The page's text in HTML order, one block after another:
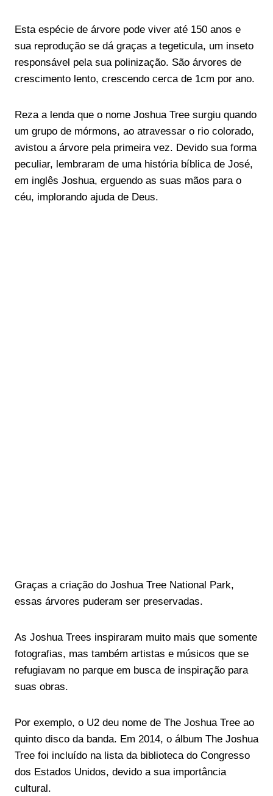
Esta espécie de árvore pode viver até 150 anos e
sua reprodução se dá graças a tegeticula, um inseto
responsável pela sua polinização. São árvores de
crescimento lento, crescendo cerca de 1cm por ano.
Reza a lenda que o nome Joshua Tree surgiu quando
um grupo de mórmons, ao atravessar o rio colorado,
avistou a árvore pela primeira vez. Devido sua forma
peculiar, lembraram de uma história bíblica de José,
em inglês Joshua, erguendo as suas mãos para o
céu, implorando ajuda de Deus.
Graças a criação do Joshua Tree National Park,
essas árvores puderam ser preservadas.
As Joshua Trees inspiraram muito mais que somente
fotografias, mas também artistas e músicos que se
refugiavam no parque em busca de inspiração para
suas obras.
Por exemplo, o U2 deu nome de The Joshua Tree ao
quinto disco da banda. Em 2014, o álbum The Joshua
Tree foi incluído na lista da biblioteca do Congresso
dos Estados Unidos, devido a sua importância
cultural.